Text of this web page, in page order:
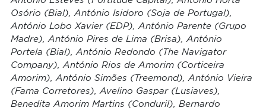
Osório (Bial), António Isidoro (Soja de Portugal),
António Lobo Xavier (EDP), António Parente (Grupo
Madre), António Pires de Lima (Brisa), António
Portela (Bial), António Redondo (The Navigator
Company), António Rios de Amorim (Corticeira
Amorim), António Simões (Treemond), António Vieira
(Fama Corretores), Avelino Gaspar (Lusiaves),
Benedita Amorim Martins (Conduril), Bernardo